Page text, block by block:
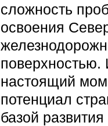
сложность
освоения
поверхностью.
настоящий
потенциал
базой